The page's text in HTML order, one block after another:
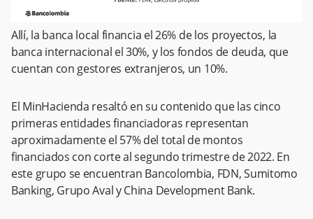
Allí, la banca local financia el 26% de los proyectos, la
banca internacional el 30%, y los fondos de deuda, que
cuentan con gestores extranjeros, un 10%.
El MinHacienda resaltó en su contenido que las cinco
primeras entidades financiadoras representan
aproximadamente el 57% del total de montos
financiados con corte al segundo trimestre de 2022. En
este grupo se encuentran Bancolombia, FDN, Sumitomo
Banking, Grupo Aval y China Development Bank.